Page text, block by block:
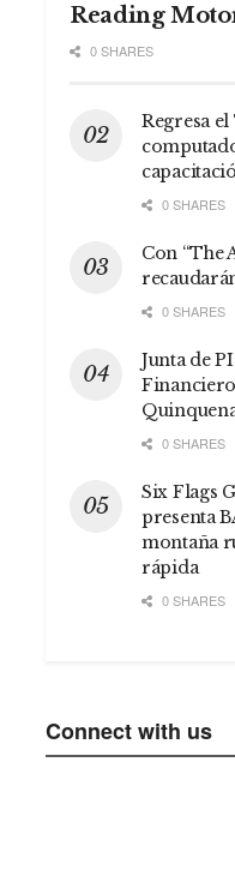
Reading
0 SHARES
Regresa
0 SHARES
Con “The
0 SHARES
Junta de
0 SHARES
Six Flags
presenta
montaña
rápida
0 SHARES
Connect with us